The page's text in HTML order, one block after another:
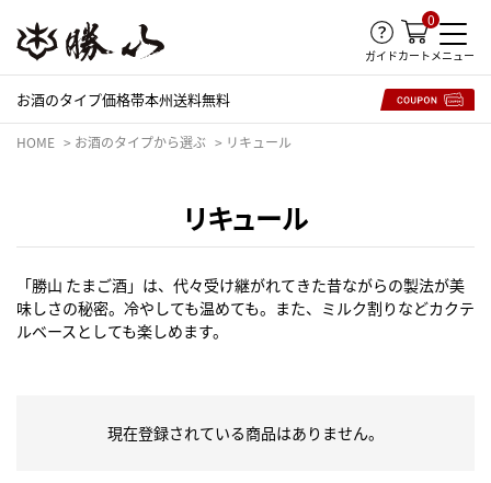
ガイドカート
0
メニュー
お酒のタイプ価格帯本州送料無料
HOME お酒のタイプから選ぶ リキュール
リキュール
「勝山 たまご酒」は、代々受け継がれてきた昔ながらの製法が美
味しさの秘密。冷やしても温めても。また、ミルク割りなどカクテ
ルベースとしても楽しめます。
現在登録されている商品はありません。